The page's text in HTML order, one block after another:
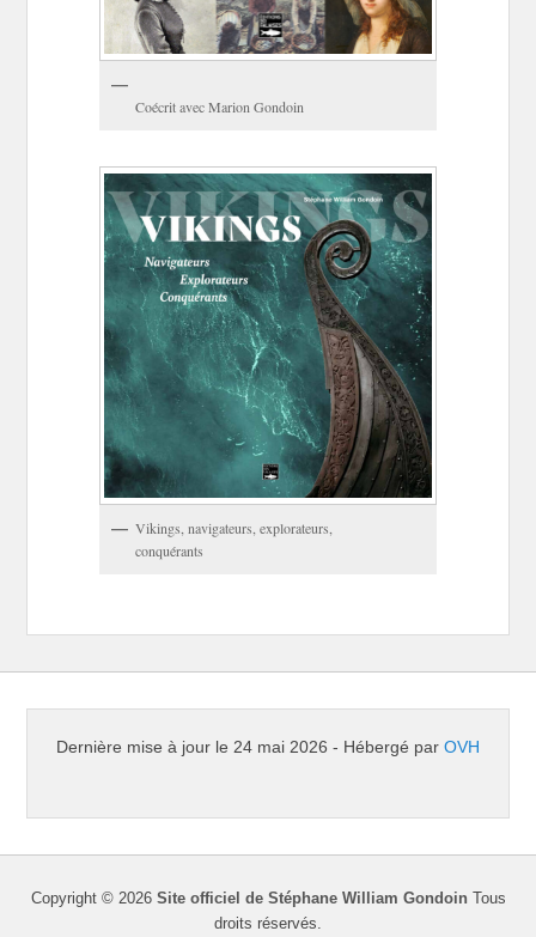
Coécrit avec Marion Gondoin
Vikings, navigateurs, explorateurs,
conquérants
Dernière mise à jour le 24 mai 2026 - Hébergé par OVH
Copyright © 2026 Site officiel de Stéphane William Gondoin Tous
droits réservés.